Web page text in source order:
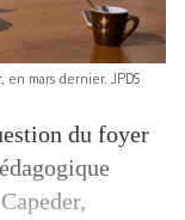
mars dernier. JPDS
du foyer